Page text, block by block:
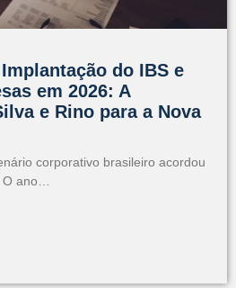
do IBS e
em 2026: A
e Rino para a Nova
corporativo brasileiro acordou
O ano…